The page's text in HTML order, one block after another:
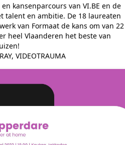
kansenparcours van VI.BE en de
talent en ambitie. De 18 laureaten
van Formaat de kans om van 22
heel Vlaanderen het beste van
VIDEOTRAUMA